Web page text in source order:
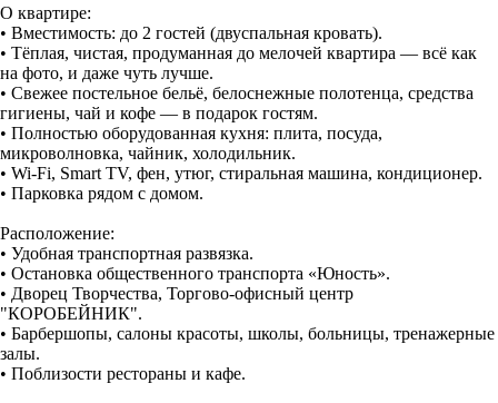
О квартире:
• Вместимость: до 2 гостей (двуспальная кровать).
• Тёплая, чистая, продуманная до мелочей квартира — всё как
на фото, и даже чуть лучше.
• Свежее постельное бельё, белоснежные полотенца, средства
гигиены, чай и кофе — в подарок гостям.
• Полностью оборудованная кухня: плита, посуда,
микроволновка, чайник, холодильник.
• Wi-Fi, Smаrt ТV, фен, утюг, стиральная машина, кондиционер.
• Парковка рядом с домом.
Расположение:
• Удoбнaя тpанспoртнaя pазвязкa.
• Остановка общественного транспорта «Юность».
• Дворец Творчества, Торгово-офисный центр
"КОРОБЕЙНИК".
• Барбершопы, салоны красоты, школы, больницы, тренажерные
залы.
• Поблизости рестораны и кафе.